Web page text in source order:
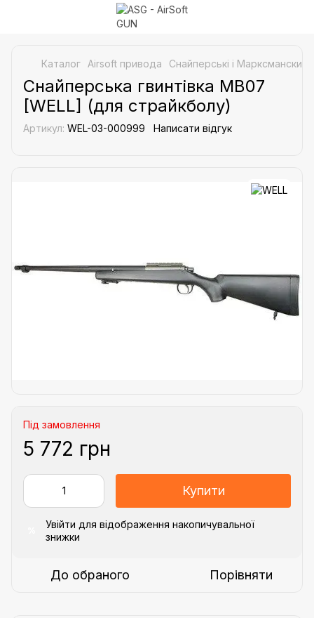
Каталог Airsoft привода Снайперські і Марксманские
Снайперська гвинтівка MB07
[WELL] (для страйкболу)
Артикул: WEL-03-000999 Написати відгук
Під замовлення
5 772 грн
Купити
Увійти для відображення накопичувальної
знижки
До обраного Порівняти